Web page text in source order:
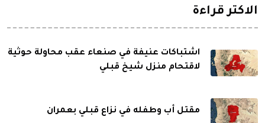
الاكثر قراءة
اشتباكات عنيفة في صنعاء عقب محاولة حوثية
لاقتحام منزل شيخ قبلي
مقتل أب وطفله في نزاع قبلي بعمران